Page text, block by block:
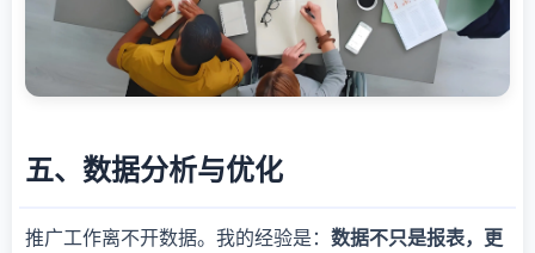
五、数据分析与优化
推广工作离不开数据。我的经验是： 数据不只是报表，更